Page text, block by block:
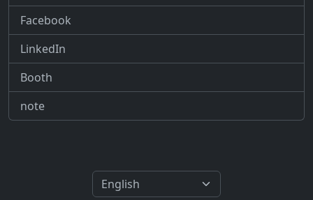
Facebook
LinkedIn
Booth
note